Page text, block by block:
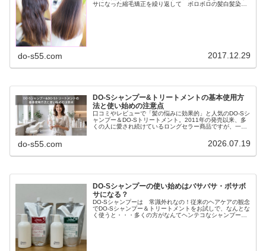
サになった縮毛矯正を繰り返して ボロボロの髪白髪染め
do-s55.com 2017.12.29
DO-Sシャンプー&トリートメントの基本使用方
法と使い始めの注意点
口コミやレビューで「髪の悩みに効果的」と人気のDO-Sシ
ャンプー＆DO-Sトリートメント。2011年の発売以来、多
くの人に愛され続けているロングセラー商品ですが、一般
do-s55.com 2026.07.19
DO-Sシャンプーの使い始めはバサバサ・ボサボ
サになる？
DO-Sシャンプーは 常識外れなの！従来のヘアケアの観念
でDO-Sシャンプー＆トリートメントをお試しで、なんとな
く使うと・・・多くの方がなんてヘンテコなシャンプー全